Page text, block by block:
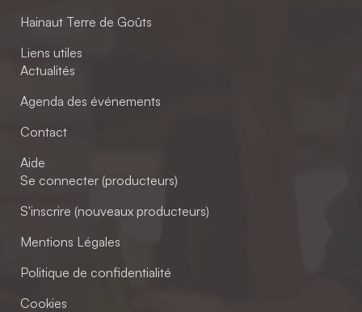
Hainaut Terre de Goûts
Liens utiles
Actualités
Agenda des événements
Contact
Aide
Se connecter (producteurs)
S'inscrire (nouveaux producteurs)
Mentions Légales
Politique de confidentialité
Cookies